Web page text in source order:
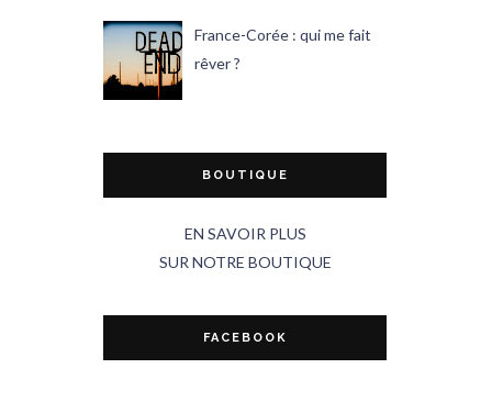
France-Corée : qui me fait
rêver ?
BOUTIQUE
EN SAVOIR PLUS
SUR NOTRE BOUTIQUE
FACEBOOK